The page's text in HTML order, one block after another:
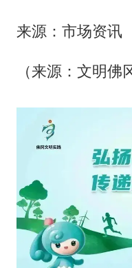
来源：市场资讯
（来源：文明佛